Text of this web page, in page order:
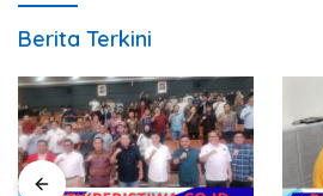
Berita Terkini